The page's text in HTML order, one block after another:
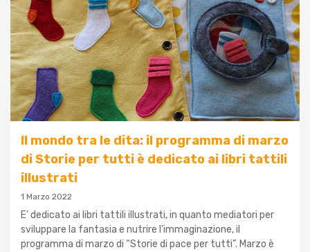
Il mondo tra le dita: il programma di marzo
di Storie per tutti è dedicato ai libri tattili
illustrati
1 Marzo 2022
E’ dedicato ai libri tattili illustrati, in quanto mediatori per
sviluppare la fantasia e nutrire l’immaginazione, il
programma di marzo di “Storie di pace per tutti”. Marzo è